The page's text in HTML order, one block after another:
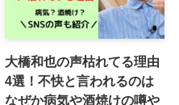
大橋和也の声枯れてる理由
4選！不快と言われるのは
なぜか病気や酒焼けの噂や